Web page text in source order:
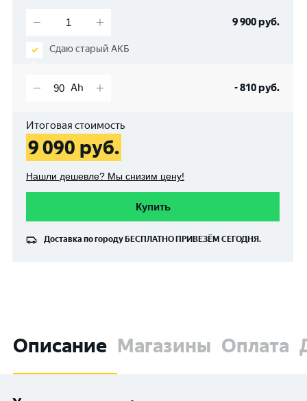
9 900руб.
Сдаю старый АКБ
-810руб.
Итоговая стоимость
9 090 руб.
Нашли дешевле? Мы снизим цену!
Купить
Доставка по городу БЕСПЛАТНО ПРИВЕЗЁМ СЕГОДНЯ.
Описание Магазины Оплата